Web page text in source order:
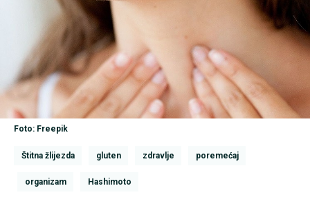
Foto: Freepik
Štitna žlijezda gluten zdravlje poremećaj
organizam Hashimoto